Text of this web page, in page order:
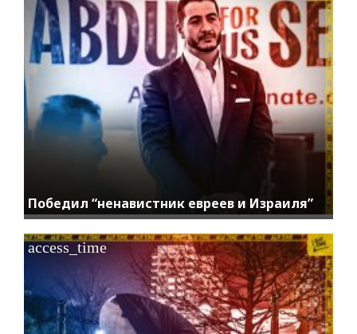
Победил “ненавистник евреев и Израиля”
access_time